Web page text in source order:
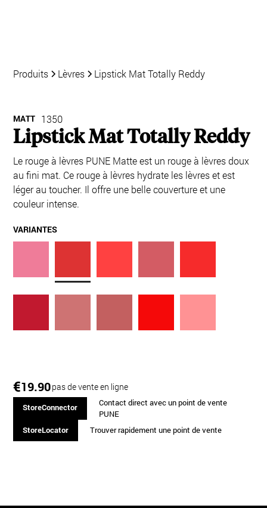
Produits Lèvres Lipstick Mat Totally Reddy
MATT 1350
Lipstick Mat Totally Reddy
Le rouge à lèvres PUNE Matte est un rouge à lèvres doux
au fini mat. Ce rouge à lèvres hydrate les lèvres et est
léger au toucher. Il offre une belle couverture et une
couleur intense.
VARIANTES
€19.90pas de vente en ligne
StoreConnector
Contact direct avec un point de vente
PUNE
StoreLocator
Trouver rapidement une point de vente